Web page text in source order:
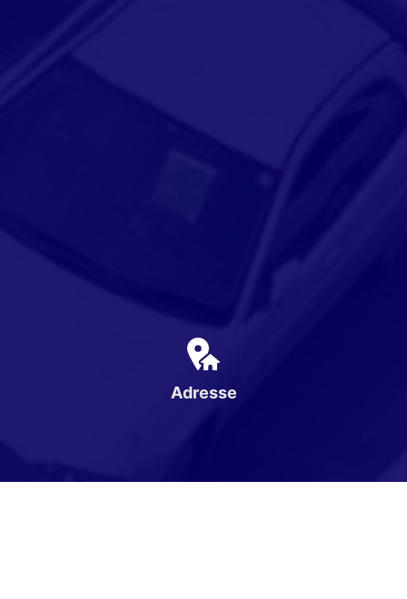
Adresse